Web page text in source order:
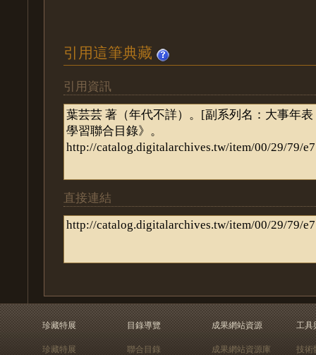
引用這筆典藏
引用資訊
直接連結
珍藏特展
珍藏特展
目錄導覽
聯合目錄
成果網站資源
成果網站資源庫
工具
技術